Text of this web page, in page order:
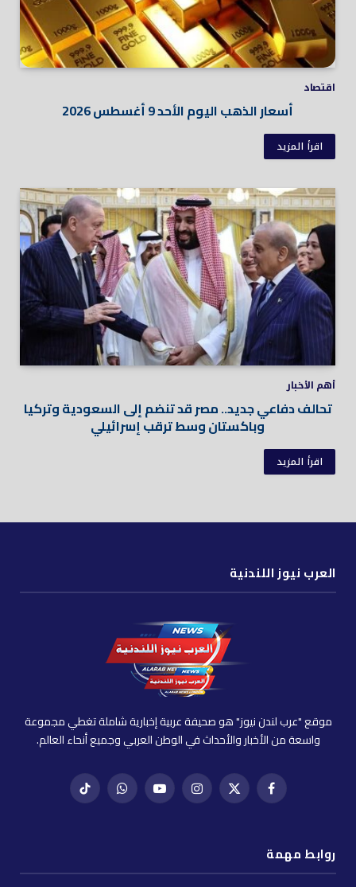
اقتصاد
أسعار الذهب اليوم الأحد 9 أغسطس 2026
اقرأ المزيد
أهم الأخبار
تحالف دفاعي جديد.. مصر قد تنضم إلى السعودية وتركيا
وباكستان وسط ترقب إسرائيلي
اقرأ المزيد
العرب نيوز اللندنية
موقع "عرب لندن نيوز" هو صحيفة عربية إخبارية شاملة تغطي مجموعة
واسعة من الأخبار والأحداث في الوطن العربي وجميع أنحاء العالم.
فيسبوكX
إنستغراميوتيوب واتساب تيك
روابط مهمة